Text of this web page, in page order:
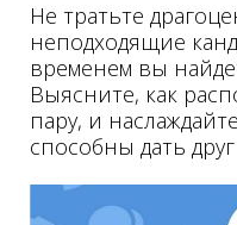
Не тратьте
неподходящие
временем вы
Выясните, как
пару, и
способны дать друг